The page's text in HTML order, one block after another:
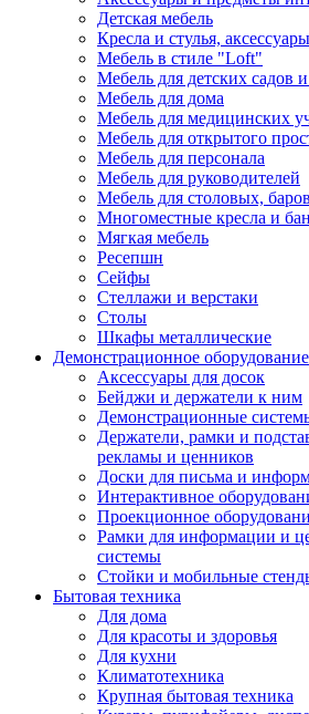
Детская мебель
Кресла и стулья, аксессуары
Мебель в стиле "Loft"
Мебель для детских садов
Мебель для дома
Мебель для медицинских
Мебель для открытого
Мебель для персонала
Мебель для руководителей
Мебель для столовых,
Многоместные кресла и
Мягкая мебель
Ресепшн
Сейфы
Стеллажи и верстаки
Столы
Шкафы металлические
Демонстрационное оборудование
Аксессуары для досок
Бейджи и держатели к ним
Демонстрационные
Держатели, рамки и
рекламы и ценников
Доски для письма и
Интерактивное
Проекционное
Рамки для информации и
системы
Стойки и мобильные
Бытовая техника
Для дома
Для красоты и здоровья
Для кухни
Климатотехника
Крупная бытовая техника